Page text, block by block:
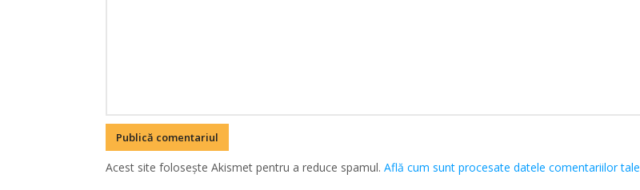
Acest site folosește Akismet pentru a reduce spamul. Află cum sunt procesate datele comentariilor tale